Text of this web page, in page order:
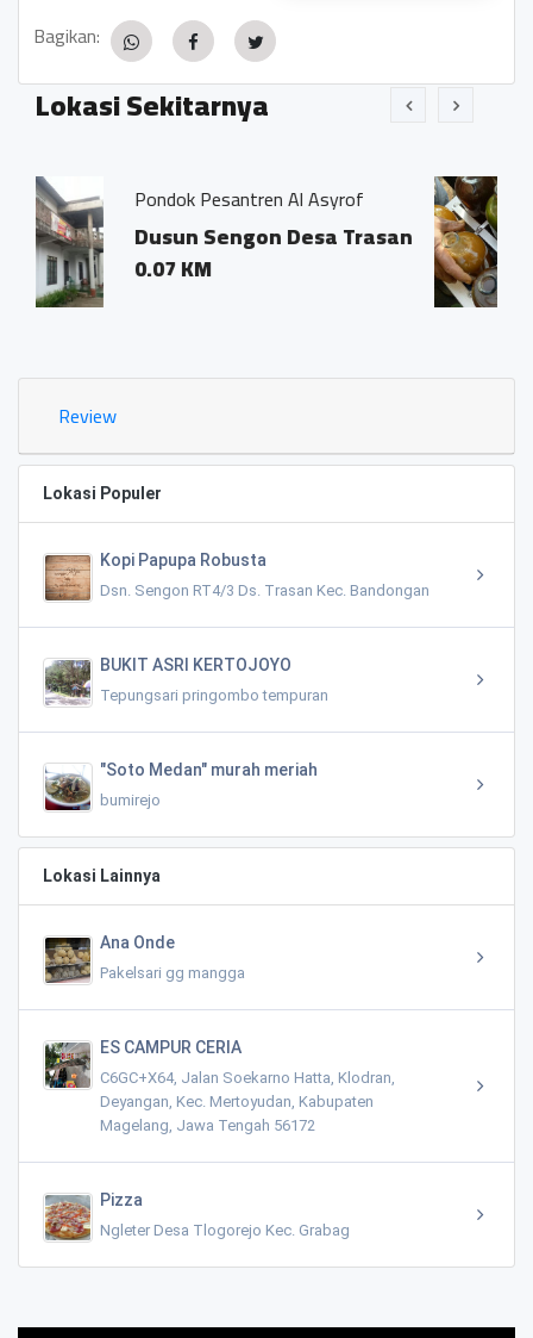
Bagikan:
Lokasi Sekitarnya
Al Asyrof
Desa Trasan
Jamu Tradisisional
Dsn. Sengon
Trasan Kec.
0.03 KM
Review
Lokasi Populer
Kopi Papupa Robusta
Dsn. Sengon RT4/3 Ds. Trasan Kec. Bandongan
BUKIT ASRI KERTOJOYO
Tepungsari pringombo tempuran
"Soto Medan" murah meriah
bumirejo
Lokasi Lainnya
Ana Onde
Pakelsari gg mangga
ES CAMPUR CERIA
C6GC+X64, Jalan Soekarno Hatta, Klodran,
Deyangan, Kec. Mertoyudan, Kabupaten
Magelang, Jawa Tengah 56172
Pizza
Ngleter Desa Tlogorejo Kec. Grabag